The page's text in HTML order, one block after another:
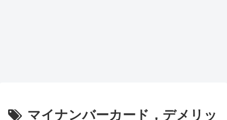
マイナンバーカード，デメリッ